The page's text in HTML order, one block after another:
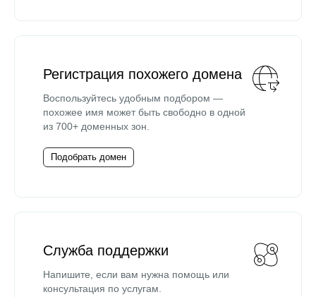
Регистрация похожего домена
Воспользуйтесь удобным подбором —
похожее имя может быть свободно в одной
из 700+ доменных зон.
Подобрать домен
Служба поддержки
Напишите, если вам нужна помощь или
консультация по услугам.